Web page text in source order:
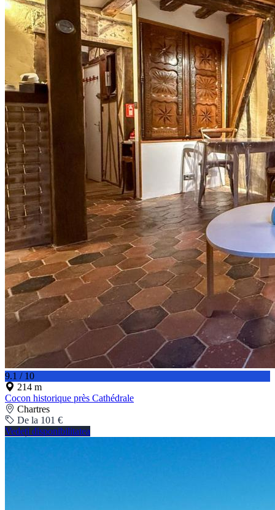
9.1 / 10
214 m
Cocon historique près Cathédrale
Chartres
De la 101 €
Vedeți disponibilitatea